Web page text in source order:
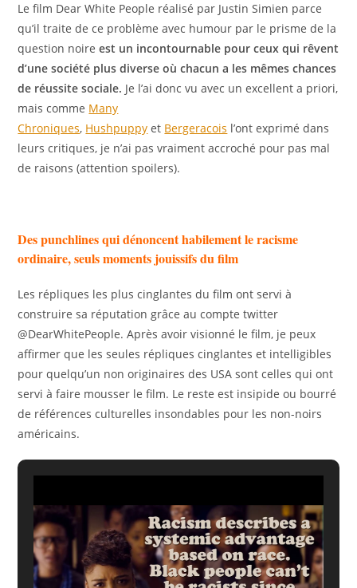
Le film Dear White People réalisé par Justin Simien parce
qu’il traite de ce problème avec humour par le prisme de la
question noire est un incontournable pour ceux qui rêvent
d’une société plus diverse où chacun a les mêmes chances
de réussite sociale. Je l’ai donc vu avec un excellent a priori,
mais comme Many
Chroniques, Hushpuppy et Bergeracois l’ont exprimé dans
leurs critiques, je n’ai pas vraiment accroché pour pas mal
de raisons (attention spoilers).
Des punchlines qui dénoncent habilement le racisme
ordinaire, seuls moments jouissifs du film
Les répliques les plus cinglantes du film ont servi à
construire sa réputation grâce au compte twitter
@DearWhitePeople. Après avoir visionné le film, je peux
affirmer que les seules répliques cinglantes et intelligibles
pour quelqu’un non originaires des USA sont celles qui ont
servi à faire mousser le film. Le reste est insipide ou bourré
de références culturelles insondables pour les non-noirs
américains.